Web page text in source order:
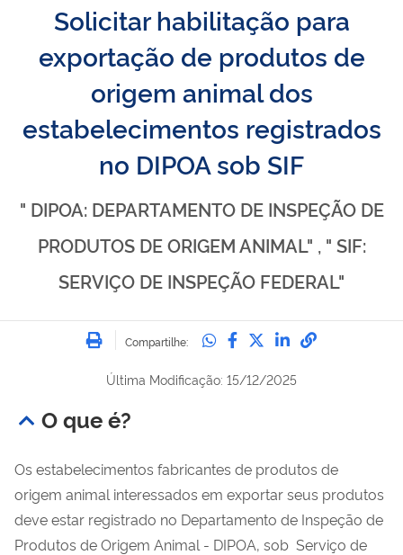
Solicitar habilitação para
exportação de produtos de
origem animal dos
estabelecimentos registrados
no DIPOA sob SIF
" DIPOA: DEPARTAMENTO DE INSPEÇÃO DE
PRODUTOS DE ORIGEM ANIMAL" , " SIF:
SERVIÇO DE INSPEÇÃO FEDERAL"
Imprimir
Compartilhe: Compartilhe no
Compartilhe no
Compartilhe no
Compartilhe
Última Modificação: 15/12/2025
O que é?
Os estabelecimentos fabricantes de produtos de
origem animal interessados em exportar seus produtos
deve estar registrado no Departamento de Inspeção de
Produtos de Origem Animal - DIPOA, sob Serviço de